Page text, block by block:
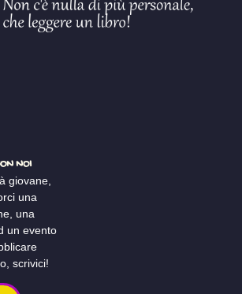
NOI
giovane,
una
una
un evento
scrivici!